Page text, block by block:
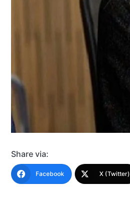
Share via:
Facebook X (Twitter)